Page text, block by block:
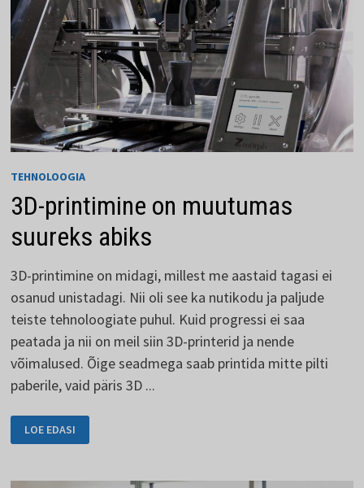
TEHNOLOOGIA
3D-printimine on muutumas
suureks abiks
3D-printimine on midagi, millest me aastaid tagasi ei
osanud unistadagi. Nii oli see ka nutikodu ja paljude
teiste tehnoloogiate puhul. Kuid progressi ei saa
peatada ja nii on meil siin 3D-printerid ja nende
võimalused. Õige seadmega saab printida mitte pilti
paberile, vaid päris 3D ...
PRINTIMINE
ON
ABIKS
LOE EDASI